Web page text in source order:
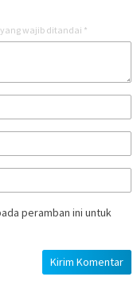
yang wajib ditandai *
peramban ini untuk